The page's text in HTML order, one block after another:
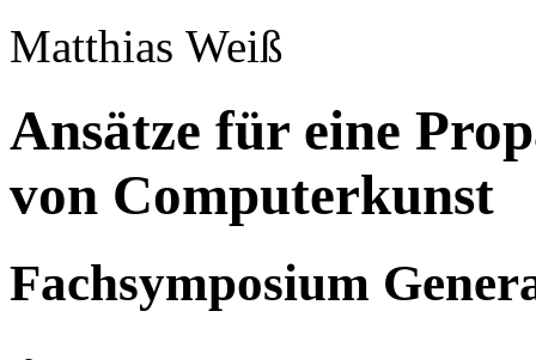
Matthias Weiß
Ansätze für eine
von Computerkunst
Fachsymposium